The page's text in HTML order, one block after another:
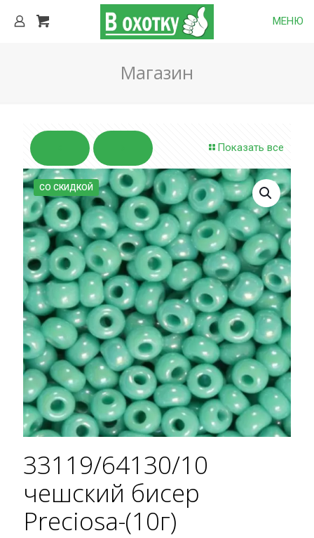
МЕНЮ
Магазин
Показать все
СО СКИДКОЙ
33119/64130/10
чешский бисер
Preciosa-(10г)